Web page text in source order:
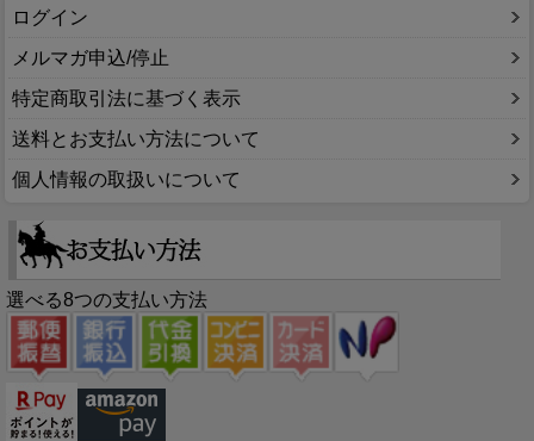
ログイン
メルマガ申込/停止
特定商取引法に基づく表示
送料とお支払い方法について
個人情報の取扱いについて
選べる8つの支払い方法